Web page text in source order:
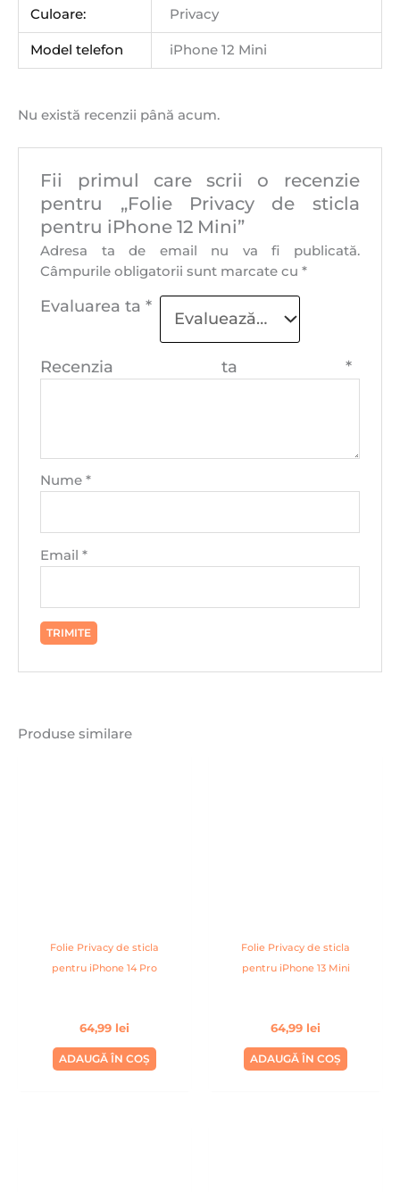
Culoare: Privacy
Model telefon iPhone 12 Mini
Nu există recenzii până acum.
Fii primul care scrii o recenzie
pentru „Folie Privacy de sticla
pentru iPhone 12 Mini”
Adresa ta de email nu va fi publicată.
Câmpurile obligatorii sunt marcate cu*
Evaluarea ta*
Recenzia ta *
Nume*
Email*
Produse similare
Folie Privacy de sticla
pentru iPhone 14 Pro
64,99 lei
ADAUGĂ ÎN COȘ
Folie Privacy de sticla
pentru iPhone 13 Mini
64,99 lei
ADAUGĂ ÎN COȘ